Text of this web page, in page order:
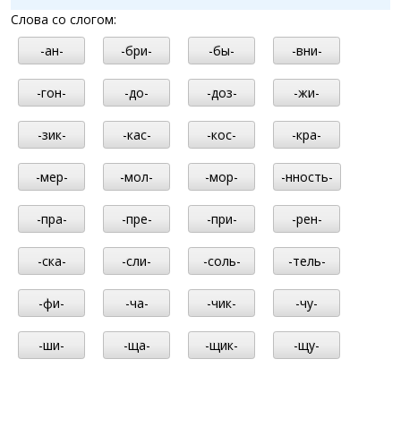
Слова со слогом:
-ан-
-бри- -бы- -вни-
-гон- -до- -доз- -жи-
-зик- -кас- -кос- -кра-
-мер- -мол- -мор- -нность-
-пра- -пре- -при- -рен-
-ска- -сли- -соль- -тель-
-фи- -ча- -чик- -чу-
-ши- -ща- -щик- -щу-